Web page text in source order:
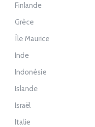
Finlande
Grèce
Île Maurice
Inde
Indonésie
Islande
Israël
Italie